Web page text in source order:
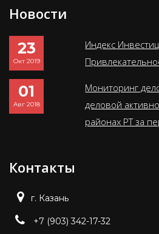
Новости
23
Окт 2019
Индекс
01
Авг 2018
Мониторинг
деловой
районах РТ за
Контакты
г. Казань
+7 (903) 342-17-32